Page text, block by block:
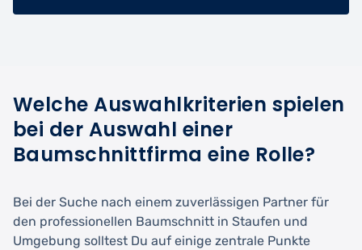
Welche Auswahlkriterien spielen
bei der Auswahl einer
Baumschnittfirma eine Rolle?
Bei der Suche nach einem zuverlässigen Partner für
den professionellen Baumschnitt in Staufen und
Umgebung solltest Du auf einige zentrale Punkte